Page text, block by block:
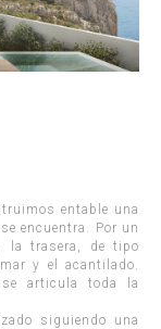
entable una
encuentra. Por un
la trasera, de tipo
y el acantilado.
articula toda la
siguiendo una